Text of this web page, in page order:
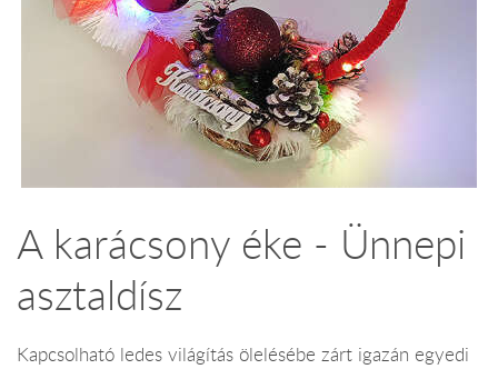
A karácsony éke - Ünnepi
asztaldísz
Kapcsolható ledes világítás ölelésébe zárt igazán egyedi